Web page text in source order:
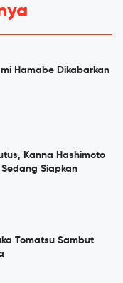
Hamabe Dikabarkan
Kanna Hashimoto
Siapkan
Tomatsu Sambut